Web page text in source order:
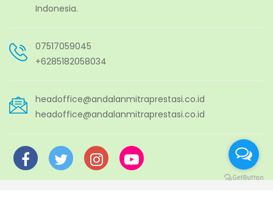
Indonesia.
07517059045
+6285182058034
headoffice@andalanmitraprestasi.co.id
headoffice@andalanmitraprestasi.co.id